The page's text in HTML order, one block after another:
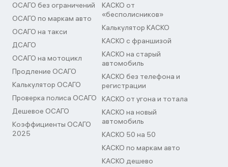
ОСАГО без ограничений
ОСАГО по маркам авто
ОСАГО на такси
ДСАГО
ОСАГО на мотоцикл
Продление ОСАГО
Калькулятор ОСАГО
Проверка полиса ОСАГО
Дешевое ОСАГО
Коэффициенты ОСАГО
2025
КАСКО от
«бесполисников»
Калькулятор КАСКО
КАСКО с франшизой
КАСКО на старый
автомобиль
КАСКО без телефона и
регистрации
КАСКО от угона и тотала
КАСКО на новый
автомобиль
КАСКО 50 на 50
КАСКО по маркам авто
КАСКО дешево